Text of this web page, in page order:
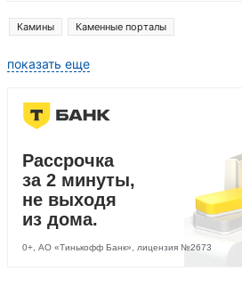
Камины Каменные порталы
показать еще
Рассрочка
за 2 минуты,
не выходя
из дома.
0+, АО «Тинькофф Банк», лицензия №2673